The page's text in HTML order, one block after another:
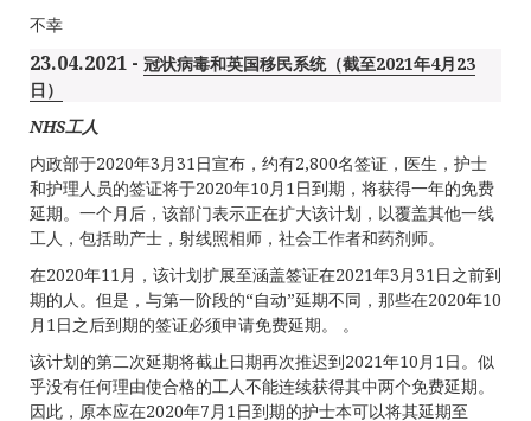
不幸
23.04.2021 - 冠状病毒和英国移民系统（截至2021年4月23
日）
NHS工人
内政部于2020年3月31日宣布，约有2,800名签证，医生，护士
和护理人员的签证将于2020年10月1日到期，将获得一年的免费
延期。一个月后，该部门表示正在扩大该计划，以覆盖其他一线
工人，包括助产士，射线照相师，社会工作者和药剂师。
在2020年11月，该计划扩展至涵盖签证在2021年3月31日之前到
期的人。但是，与第一阶段的“自动”延期不同，那些在2020年10
月1日之后到期的签证必须申请免费延期。 。
该计划的第二次延期将截止日期再次推迟到2021年10月1日。似
乎没有任何理由使合格的工人不能连续获得其中两个免费延期。
因此，原本应在2020年7月1日到期的护士本可以将其延期至